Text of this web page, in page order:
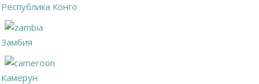
Республика Конго
Замбия
Камерун